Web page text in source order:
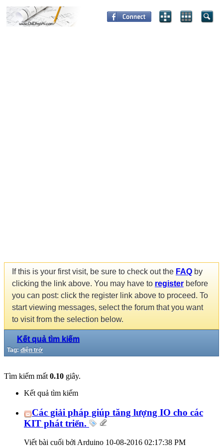
If this is your first visit, be sure to check out the FAQ by
clicking the link above. You may have to register before
you can post: click the register link above to proceed. To
start viewing messages, select the forum that you want
to visit from the selection below.
Kết quả tìm kiếm
Tag: điện trở
Tìm kiếm mất 0.10 giây.
Kết quả tìm kiếm
Các giải pháp giúp tăng lượng IO cho các
KIT phát triển.
Viết bài cuối bởi Arduino 10-08-2016 02:17:38 PM